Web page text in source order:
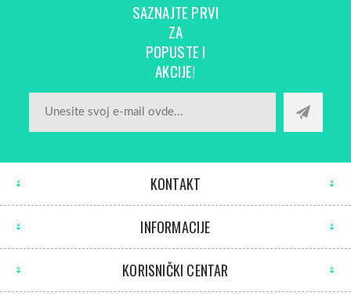
SAZNAJTE PRVI
ZA
POPUSTE I
AKCIJE!
KONTAKT
INFORMACIJE
KORISNIČKI CENTAR